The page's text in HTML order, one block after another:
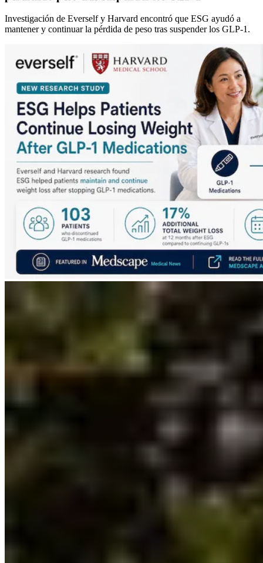
Investigación de Everself y Harvard encontró que ESG ayudó a
mantener y continuar la pérdida de peso tras suspender los GLP-1.